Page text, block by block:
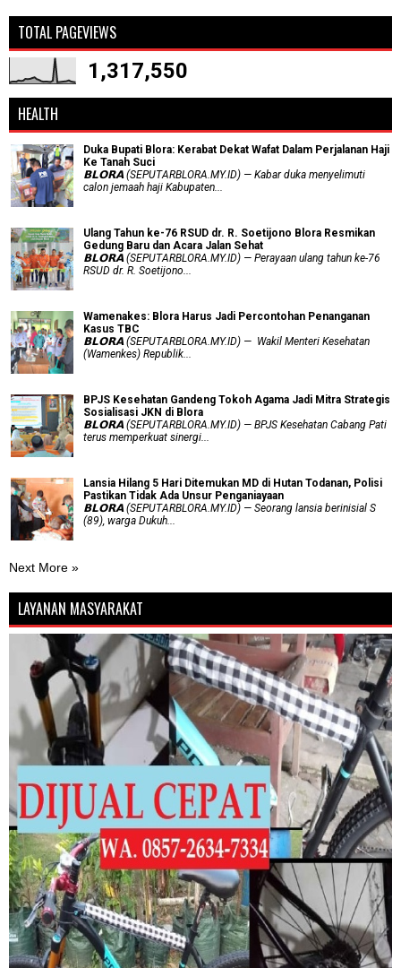
TOTAL PAGEVIEWS
1,317,550
HEALTH
Duka Bupati Blora: Kerabat Dekat Wafat Dalam Perjalanan Haji
Ke Tanah Suci
𝗕𝗟𝗢𝗥𝗔 (SEPUTARBLORA.MY.ID) — Kabar duka menyelimuti
calon jemaah haji Kabupaten...
Ulang Tahun ke-76 RSUD dr. R. Soetijono Blora Resmikan
Gedung Baru dan Acara Jalan Sehat
𝗕𝗟𝗢𝗥𝗔 (SEPUTARBLORA.MY.ID) — Perayaan ulang tahun ke-76
RSUD dr. R. Soetijono...
Wamenakes: Blora Harus Jadi Percontohan Penanganan
Kasus TBC
𝗕𝗟𝗢𝗥𝗔 (SEPUTARBLORA.MY.ID) — Wakil Menteri Kesehatan
(Wamenkes) Republik...
BPJS Kesehatan Gandeng Tokoh Agama Jadi Mitra Strategis
Sosialisasi JKN di Blora
𝗕𝗟𝗢𝗥𝗔 (SEPUTARBLORA.MY.ID) — BPJS Kesehatan Cabang Pati
terus memperkuat sinergi...
Lansia Hilang 5 Hari Ditemukan MD di Hutan Todanan, Polisi
Pastikan Tidak Ada Unsur Penganiayaan
𝗕𝗟𝗢𝗥𝗔 (SEPUTARBLORA.MY.ID) — Seorang lansia berinisial S
(89), warga Dukuh...
Next More »
LAYANAN MASYARAKAT